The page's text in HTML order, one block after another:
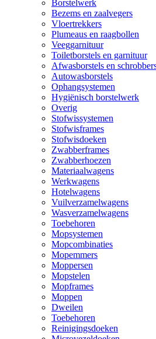
Borstelwerk
Bezems en zaalvegers
Vloertrekkers
Plumeaus en raagbollen
Veeggarnituur
Toiletborstels en garnituur
Afwasborstels en
Autowasborstels
Ophangsystemen
Hygiënisch borstelwerk
Overig
Stofwissystemen
Stofwisframes
Stofwisdoeken
Zwabberframes
Zwabberhoezen
Materiaalwagens
Werkwagens
Hotelwagens
Vuilverzamelwagens
Wasverzamelwagens
Toebehoren
Mopsystemen
Mopcombinaties
Mopemmers
Moppersen
Mopstelen
Mopframes
Moppen
Dweilen
Toebehoren
Reinigingsdoeken